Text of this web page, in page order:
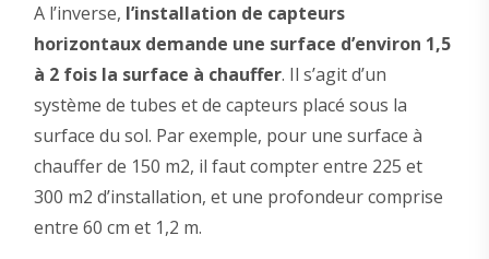
A l’inverse, l’installation de capteurs
horizontaux demande une surface d’environ 1,5
à 2 fois la surface à chauffer. Il s’agit d’un
système de tubes et de capteurs placé sous la
surface du sol. Par exemple, pour une surface à
chauffer de 150 m2, il faut compter entre 225 et
300 m2 d’installation, et une profondeur comprise
entre 60 cm et 1,2 m.